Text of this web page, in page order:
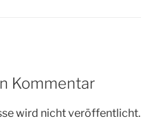
Kommentar
wird nicht veröffentlicht.